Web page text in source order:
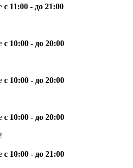
с 11:00 - до 21:00
с 10:00 - до 20:00
с 10:00 - до 20:00
с 10:00 - до 20:00
с 10:00 - до 21:00